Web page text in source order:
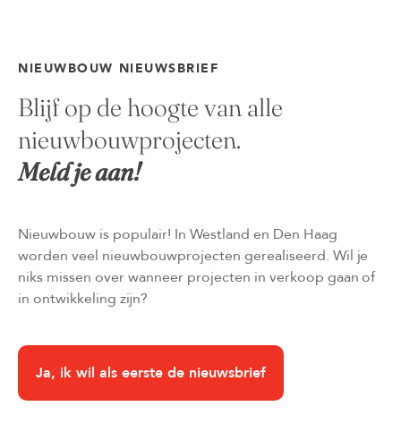
NIEUWBOUW NIEUWSBRIEF
Blijf op de hoogte van alle
nieuwbouwprojecten.
Meld je aan!
Nieuwbouw is populair! In Westland en Den Haag
worden veel nieuwbouwprojecten gerealiseerd. Wil je
niks missen over wanneer projecten in verkoop gaan of
in ontwikkeling zijn?
Ja, ik wil als eerste de nieuwsbrief